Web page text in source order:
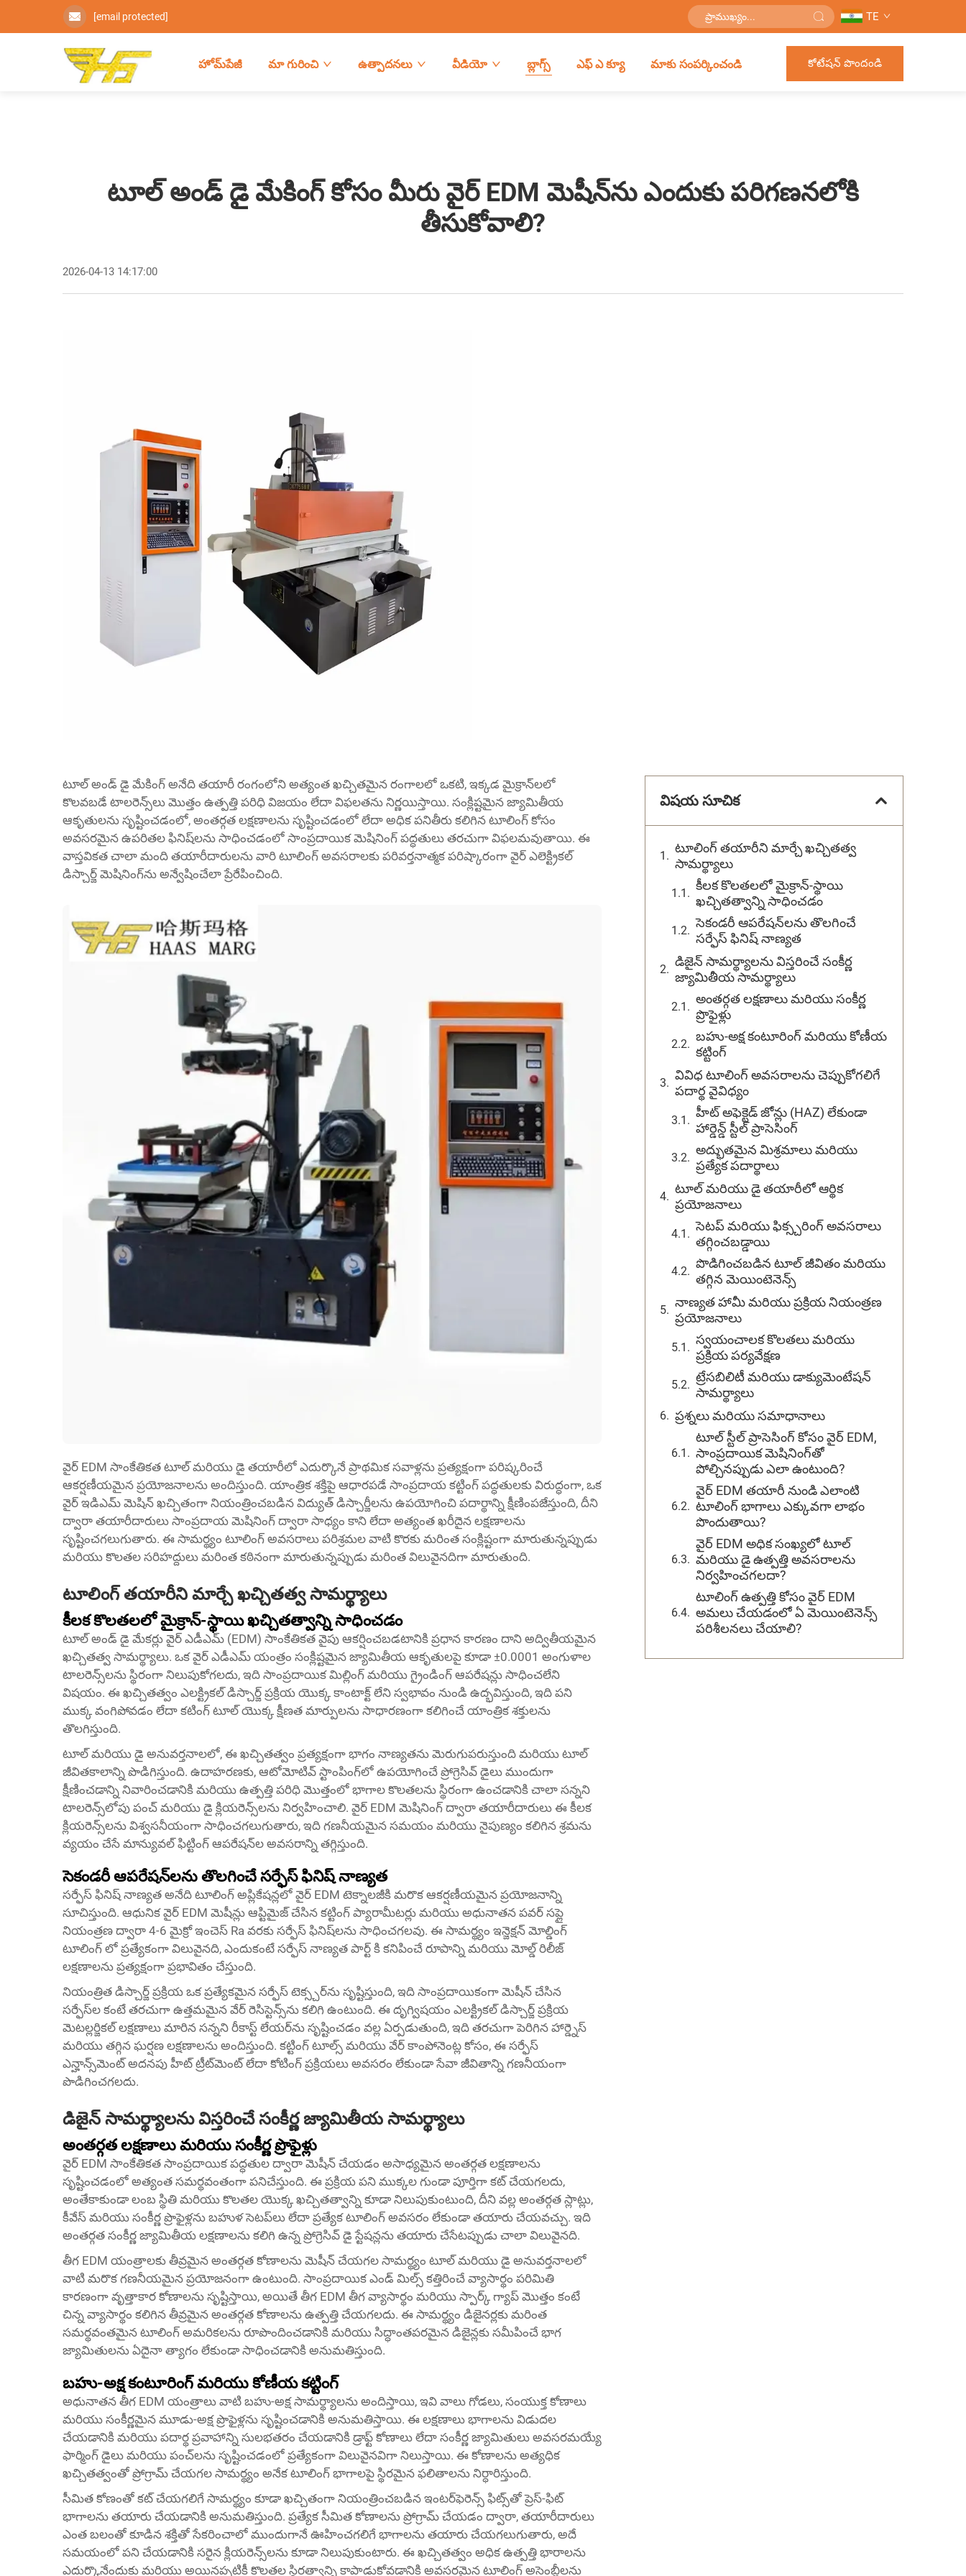
[email protected] TE
హోమ్‌పేజీ మా గురించి ఉత్పాదనలు వీడియో బ్లాగ్స్ ఎఫ్ ఎ క్యూ మాకు సంపర్కించండి కోటేషన్ పొందండి
టూల్ అండ్ డై మేకింగ్ కోసం మీరు వైర్ EDM మెషీన్‌ను ఎందుకు పరిగణనలోకి
తీసుకోవాలి?
2026-04-13 14:17:00
టూల్ అండ్ డై మేకింగ్ అనేది తయారీ రంగంలోని అత్యంత ఖచ్చితమైన రంగాలలో ఒకటి, ఇక్కడ మైక్రాన్‌లలో
కొలవబడే టాలరెన్స్‌లు మొత్తం ఉత్పత్తి పరిధి విజయం లేదా విఫలతను నిర్ణయిస్తాయి. సంక్లిష్టమైన జ్యామితీయ
ఆకృతులను సృష్టించడంలో, అంతర్గత లక్షణాలను సృష్టించడంలో లేదా అధిక పనితీరు కలిగిన టూలింగ్ కోసం
అవసరమైన ఉపరితల ఫినిష్‌లను సాధించడంలో సాంప్రదాయిక మెషినింగ్ పద్ధతులు తరచుగా విఫలమవుతాయి. ఈ
వాస్తవికత చాలా మంది తయారీదారులను వారి టూలింగ్ అవసరాలకు పరివర్తనాత్మక పరిష్కారంగా వైర్ ఎలెక్ట్రికల్
డిస్చార్జ్ మెషినింగ్‌ను అన్వేషించేలా ప్రేరేపించింది.
వైర్ EDM సాంకేతికత టూల్ మరియు డై తయారీలో ఎదుర్కొనే ప్రాథమిక సవాళ్లను ప్రత్యక్షంగా పరిష్కరించే
ఆకర్షణీయమైన ప్రయోజనాలను అందిస్తుంది. యాంత్రిక శక్తిపై ఆధారపడే సాంప్రదాయ కట్టింగ్ పద్ధతులకు విరుద్ధంగా, ఒక
వైర్ ఇడిఎమ్ మెషిన్ ఖచ్చితంగా నియంత్రించబడిన విద్యుత్ డిస్చార్జీలను ఉపయోగించి పదార్థాన్ని క్షీణింపజేస్తుంది, దీని
ద్వారా తయారీదారులు సాంప్రదాయ మెషినింగ్ ద్వారా సాధ్యం కాని లేదా అత్యంత ఖరీదైన లక్షణాలను
సృష్టించగలుగుతారు. ఈ సామర్థ్యం టూలింగ్ అవసరాలు పరిశ్రమల వాటి కొరకు మరింత సంక్లిష్టంగా మారుతున్నప్పుడు
మరియు కొలతల సరిహద్దులు మరింత కఠినంగా మారుతున్నప్పుడు మరింత విలువైనదిగా మారుతుంది.
టూలింగ్ తయారీని మార్చే ఖచ్చితత్వ సామర్థ్యాలు
కీలక కొలతలలో మైక్రాన్-స్థాయి ఖచ్చితత్వాన్ని సాధించడం
టూల్ అండ్ డై మేకర్లు వైర్ ఎడీఎమ్ (EDM) సాంకేతికత వైపు ఆకర్షించబడటానికి ప్రధాన కారణం దాని అద్వితీయమైన
ఖచ్చితత్వ సామర్థ్యాలు. ఒక వైర్ ఎడీఎమ్ యంత్రం సంక్లిష్టమైన జ్యామితీయ ఆకృతులపై కూడా ±0.0001 అంగుళాల
టాలరెన్స్‌లను స్థిరంగా నిలుపుకోగలదు, ఇది సాంప్రదాయిక మిల్లింగ్ మరియు గ్రైండింగ్ ఆపరేషన్లు సాధించలేని
విషయం. ఈ ఖచ్చితత్వం ఎలక్ట్రికల్ డిస్చార్జ్ ప్రక్రియ యొక్క కాంటాక్ట్ లేని స్వభావం నుండి ఉద్భవిస్తుంది, ఇది పని
ముక్క వంగిపోవడం లేదా కటింగ్ టూల్ యొక్క క్షీణత మార్పులను సాధారణంగా కలిగించే యాంత్రిక శక్తులను
తొలగిస్తుంది.
టూల్ మరియు డై అనువర్తనాలలో, ఈ ఖచ్చితత్వం ప్రత్యక్షంగా భాగం నాణ్యతను మెరుగుపరుస్తుంది మరియు టూల్
జీవితకాలాన్ని పొడిగిస్తుంది. ఉదాహరణకు, ఆటోమోటివ్ స్టాంపింగ్‌లో ఉపయోగించే ప్రోగ్రెసివ్ డైలు ముందుగా
క్షీణించడాన్ని నివారించడానికి మరియు ఉత్పత్తి పరిధి మొత్తంలో భాగాల కొలతలను స్థిరంగా ఉంచడానికి చాలా సన్నని
టాలరెన్స్‌లోపు పంచ్ మరియు డై క్లియరెన్స్‌లను నిర్వహించాలి. వైర్ EDM మెషినింగ్ ద్వారా తయారీదారులు ఈ కీలక
క్లియరెన్స్‌లను విశ్వసనీయంగా సాధించగలుగుతారు, ఇది గణనీయమైన సమయం మరియు నైపుణ్యం కలిగిన శ్రమను
వ్యయం చేసే మాన్యువల్ ఫిట్టింగ్ ఆపరేషన్‌ల అవసరాన్ని తగ్గిస్తుంది.
సెకండరీ ఆపరేషన్‌లను తొలగించే సర్ఫేస్ ఫినిష్ నాణ్యత
సర్ఫేస్ ఫినిష్ నాణ్యత అనేది టూలింగ్ అప్లికేషన్లలో వైర్ EDM టెక్నాలజీకి మరొక ఆకర్షణీయమైన ప్రయోజనాన్ని
సూచిస్తుంది. ఆధునిక వైర్ EDM మెషీన్లు ఆప్టిమైజ్ చేసిన కట్టింగ్ ప్యారామీటర్లు మరియు అధునాతన పవర్ సప్లై
నియంత్రణ ద్వారా 4-6 మైక్రో ఇంచెస్ Ra వరకు సర్ఫేస్ ఫినిష్‌లను సాధించగలవు. ఈ సామర్థ్యం ఇన్జెక్షన్ మోల్డింగ్
టూలింగ్ లో ప్రత్యేకంగా విలువైనది, ఎందుకంటే సర్ఫేస్ నాణ్యత పార్ట్ కి కనిపించే రూపాన్ని మరియు మోల్డ్ రిలీజ్
లక్షణాలను ప్రత్యక్షంగా ప్రభావితం చేస్తుంది.
నియంత్రిత డిస్చార్జ్ ప్రక్రియ ఒక ప్రత్యేకమైన సర్ఫేస్ టెక్స్చర్‌ను సృష్టిస్తుంది, ఇది సాంప్రదాయికంగా మెషీన్ చేసిన
సర్ఫేస్‌ల కంటే తరచుగా ఉత్తమమైన వేర్ రెసిస్టెన్స్‌ను కలిగి ఉంటుంది. ఈ దృగ్విషయం ఎలక్ట్రికల్ డిస్చార్జ్ ప్రక్రియ
మెటల్లర్జికల్ లక్షణాలు మారిన సన్నని రీకాస్ట్ లేయర్‌ను సృష్టించడం వల్ల ఏర్పడుతుంది, ఇది తరచుగా పెరిగిన హార్డ్నెస్
మరియు తగ్గిన ఘర్షణ లక్షణాలను అందిస్తుంది. కట్టింగ్ టూల్స్ మరియు వేర్ కాంపోనెంట్ల కోసం, ఈ సర్ఫేస్
ఎన్హాన్స్‌మెంట్ అదనపు హీట్ ట్రీట్‌మెంట్ లేదా కోటింగ్ ప్రక్రియలు అవసరం లేకుండా సేవా జీవితాన్ని గణనీయంగా
పొడిగించగలదు.
డిజైన్ సామర్థ్యాలను విస్తరించే సంకీర్ణ జ్యామితీయ సామర్థ్యాలు
అంతర్గత లక్షణాలు మరియు సంకీర్ణ ప్రొఫైళ్లు
వైర్ EDM సాంకేతికత సాంప్రదాయిక పద్ధతుల ద్వారా మెషీన్ చేయడం అసాధ్యమైన అంతర్గత లక్షణాలను
సృష్టించడంలో అత్యంత సమర్థవంతంగా పనిచేస్తుంది. ఈ ప్రక్రియ పని ముక్కల గుండా పూర్తిగా కట్ చేయగలదు,
అంతేకాకుండా లంబ స్థితి మరియు కొలతల యొక్క ఖచ్చితత్వాన్ని కూడా నిలుపుకుంటుంది, దీని వల్ల అంతర్గత స్లాట్లు,
కీవేస్ మరియు సంకీర్ణ ప్రొఫైళ్లను బహుళ సెటప్‌లు లేదా ప్రత్యేక టూలింగ్ అవసరం లేకుండా తయారు చేయవచ్చు. ఇది
అంతర్గత సంకీర్ణ జ్యామితీయ లక్షణాలను కలిగి ఉన్న ప్రోగ్రెసివ్ డై స్టేషన్లను తయారు చేసేటప్పుడు చాలా విలువైనది.
తీగ EDM యంత్రాలకు తీవ్రమైన అంతర్గత కోణాలను మెషీన్ చేయగల సామర్థ్యం టూల్ మరియు డై అనువర్తనాలలో
వాటి మరొక గణనీయమైన ప్రయోజనంగా ఉంటుంది. సాంప్రదాయిక ఎండ్ మిల్స్ కత్తిరించే వ్యాసార్థం పరిమితి
కారణంగా వృత్తాకార కోణాలను సృష్టిస్తాయి, అయితే తీగ EDM తీగ వ్యాసార్థం మరియు స్పార్క్ గ్యాప్ మొత్తం కంటే
చిన్న వ్యాసార్థం కలిగిన తీవ్రమైన అంతర్గత కోణాలను ఉత్పత్తి చేయగలదు. ఈ సామర్థ్యం డిజైనర్లకు మరింత
సమర్థవంతమైన టూలింగ్ అమరికలను రూపొందించడానికి మరియు సిద్ధాంతపరమైన డిజైన్లకు సమీపించే భాగ
జ్యామితులను ఏదైనా త్యాగం లేకుండా సాధించడానికి అనుమతిస్తుంది.
బహు-అక్ష కంటూరింగ్ మరియు కోణీయ కట్టింగ్
అధునాతన తీగ EDM యంత్రాలు వాటి బహు-అక్ష సామర్థ్యాలను అందిస్తాయి, ఇవి వాలు గోడలు, సంయుక్త కోణాలు
మరియు సంకీర్ణమైన మూడు-అక్ష ప్రొఫైళ్లను సృష్టించడానికి అనుమతిస్తాయి. ఈ లక్షణాలు భాగాలను విడుదల
చేయడానికి మరియు పదార్థ ప్రవాహాన్ని సులభతరం చేయడానికి డ్రాఫ్ట్ కోణాలు లేదా సంకీర్ణ జ్యామితులు అవసరమయ్యే
ఫార్మింగ్ డైలు మరియు పంచ్‌లను సృష్టించడంలో ప్రత్యేకంగా విలువైనవిగా నిలుస్తాయి. ఈ కోణాలను అత్యధిక
ఖచ్చితత్వంతో ప్రోగ్రామ్ చేయగల సామర్థ్యం అనేక టూలింగ్ భాగాలపై స్థిరమైన ఫలితాలను నిర్ధారిస్తుంది.
సీమిత కోణంతో కట్ చేయగలిగే సామర్థ్యం కూడా ఖచ్చితంగా నియంత్రించబడిన ఇంటర్‌ఫెరెన్స్ ఫిట్స్‌తో ప్రెస్-ఫిట్
భాగాలను తయారు చేయడానికి అనుమతిస్తుంది. ప్రత్యేక సీమిత కోణాలను ప్రోగ్రామ్ చేయడం ద్వారా, తయారీదారులు
ఎంత బలంతో కూడిన శక్తితో సేకరించాలో ముందుగానే ఊహించగలిగే భాగాలను తయారు చేయగలుగుతారు, అదే
సమయంలో పని చేయడానికి సరైన క్లియరెన్స్‌లను కూడా నిలుపుకుంటారు. ఈ ఖచ్చితత్వం అధిక ఉత్పత్తి భారాలను
ఎదుర్కొనేందుకు మరియు అయినప్పటికీ కొలతల స్థిరత్వాన్ని కాపాడుకోవడానికి అవసరమైన టూలింగ్ అసెంబ్లీలను
విషయ సూచిక
టూలింగ్ తయారీని మార్చే ఖచ్చితత్వ
సామర్థ్యాలు
కీలక కొలతలలో మైక్రాన్-స్థాయి
ఖచ్చితత్వాన్ని సాధించడం
సెకండరీ ఆపరేషన్‌లను తొలగించే
సర్ఫేస్ ఫినిష్ నాణ్యత
డిజైన్ సామర్థ్యాలను విస్తరించే సంకీర్ణ
జ్యామితీయ సామర్థ్యాలు
అంతర్గత లక్షణాలు మరియు సంకీర్ణ
ప్రొఫైళ్లు
బహు-అక్ష కంటూరింగ్ మరియు కోణీయ
కట్టింగ్
వివిధ టూలింగ్ అవసరాలను చెప్పుకోగలిగే
పదార్థ వైవిధ్యం
హీట్ అఫెక్టెడ్ జోన్లు (HAZ) లేకుండా
హార్డెన్డ్ స్టీల్ ప్రాసెసింగ్
అద్భుతమైన మిశ్రమాలు మరియు
ప్రత్యేక పదార్థాలు
టూల్ మరియు డై తయారీలో ఆర్థిక
ప్రయోజనాలు
సెటప్ మరియు ఫిక్స్చరింగ్ అవసరాలు
తగ్గించబడ్డాయి
పొడిగించబడిన టూల్ జీవితం మరియు
తగ్గిన మెయింటెనెన్స్
నాణ్యత హామీ మరియు ప్రక్రియ నియంత్రణ
ప్రయోజనాలు
స్వయంచాలక కొలతలు మరియు
ప్రక్రియ పర్యవేక్షణ
ట్రేసబిలిటీ మరియు డాక్యుమెంటేషన్
సామర్థ్యాలు
ప్రశ్నలు మరియు సమాధానాలు
టూల్ స్టీల్ ప్రాసెసింగ్ కోసం వైర్ EDM,
సాంప్రదాయిక మెషినింగ్‌తో
పోల్చినప్పుడు ఎలా ఉంటుంది?
వైర్ EDM తయారీ నుండి ఎలాంటి
టూలింగ్ భాగాలు ఎక్కువగా లాభం
పొందుతాయి?
వైర్ EDM అధిక సంఖ్యలో టూల్
మరియు డై ఉత్పత్తి అవసరాలను
నిర్వహించగలదా?
టూలింగ్ ఉత్పత్తి కోసం వైర్ EDM
అమలు చేయడంలో ఏ మెయింటెనెన్స్
పరిశీలనలు చేయాలి?